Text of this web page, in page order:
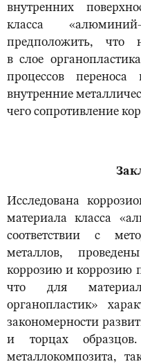
внутренних
класса
предположить, что
в слое
процессов
внутренние
чего сопротивление
Исследована
материала класса
соответствии с
металлов,
коррозию и коррозию
что для
органопластик»
закономерности
и торцах образцов.
металлокомпозита,